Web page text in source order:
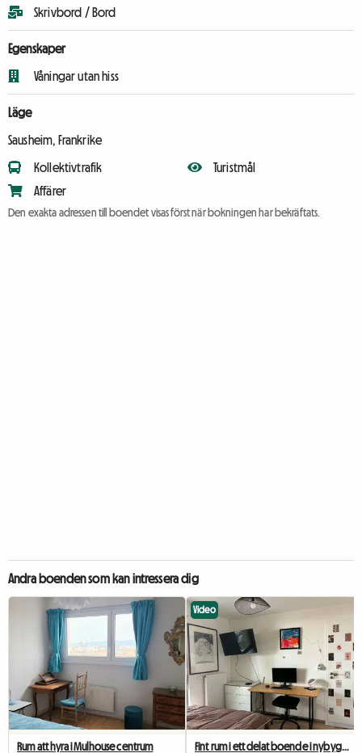
Skrivbord / Bord
Egenskaper
Våningar utan hiss
Läge
Sausheim, Frankrike
Kollektivtrafik
Affärer
Turistmål
Den exakta adressen till boendet visas först när bokningen har bekräftats.
Andra boenden som kan intressera dig
Rum att hyra i Mulhouse centrum
Video
Fint rum i ett delat boende i nybyggt residens